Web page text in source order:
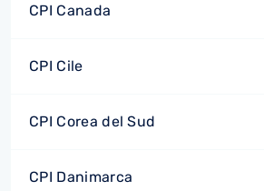
CPI Canada
CPI Cile
CPI Corea del Sud
CPI Danimarca